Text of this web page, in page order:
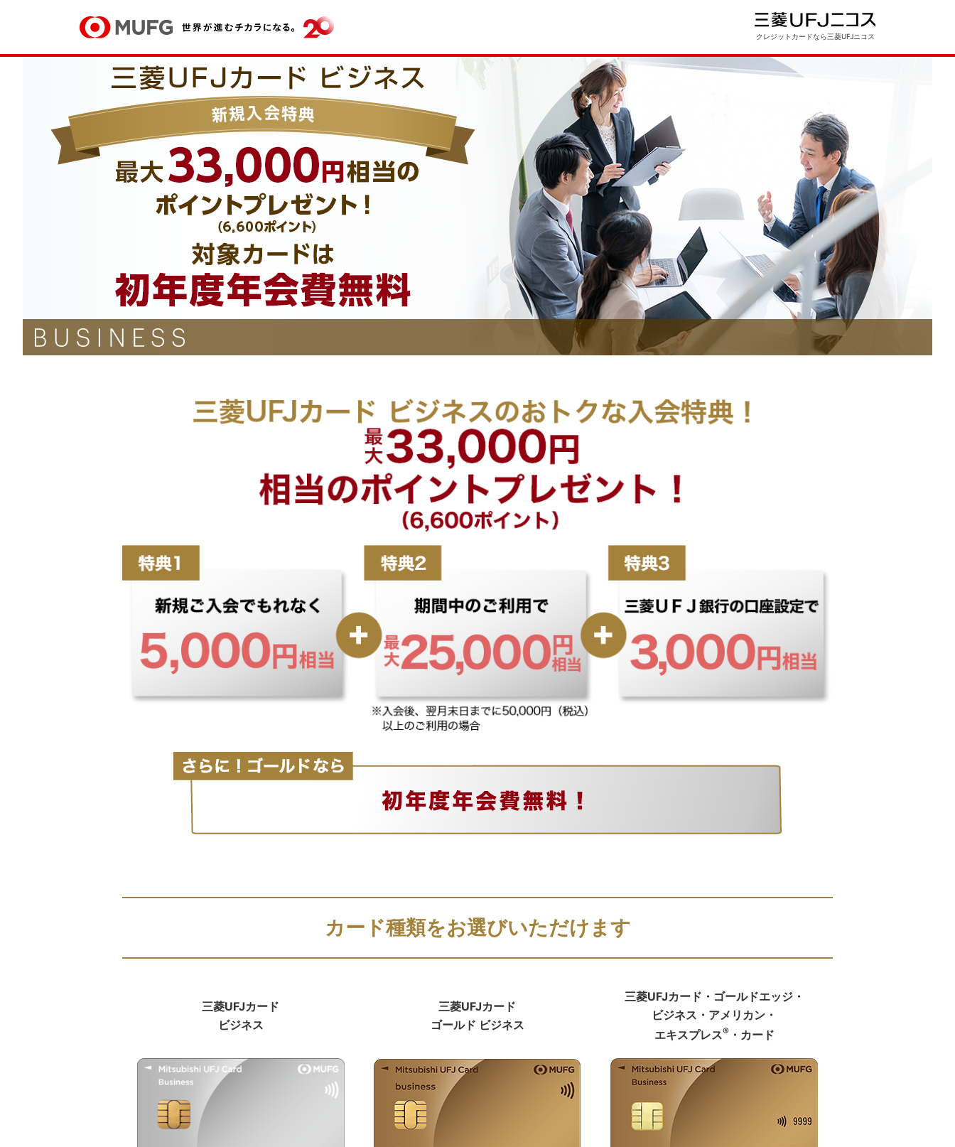
クレジットカードなら三菱UFJニコス
カード種類をお選びいただけます
三菱UFJカード
ビジネス
三菱UFJカード
ゴールド ビジネス
三菱UFJカード・ゴールドエッジ・
ビジネス・アメリカン・
エキスプレス® ・カード